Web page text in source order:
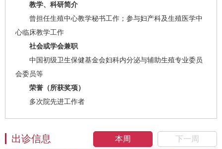
教学、科研简介
曾担任生殖中心教学秘书工作；参与妇产科及生殖医学中
心临床教学工作
社会或学会兼职
中国初级卫生保健基金会妇科内分泌与辅助生殖专业委员
会委员等
荣誉（所获奖项）
多次院先进工作者
本周 下一周
出诊信息